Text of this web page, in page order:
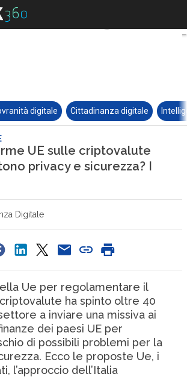
digitale Cittadinanza digitale
UE sulle criptovalute
privacy e sicurezza? I
Digitale
Ue per regolamentare il
ha spinto oltre 40
a inviare una missiva ai
dei paesi UE per
di possibili problemi per la
Ecco le proposte Ue, i
l’approccio dell’Italia